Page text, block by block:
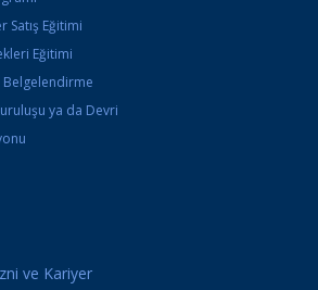
Satış Eğitimi
Eğitimi
Belgelendirme
ya da Devri
ve Kariyer